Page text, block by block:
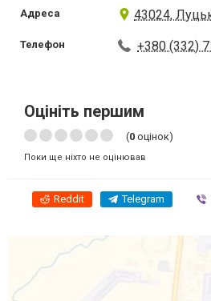
Адреса 43024,
Телефон +380 (332)
Оцініть першим
(0 оцінок)
Поки ще ніхто не оцінював
Reddit Telegram